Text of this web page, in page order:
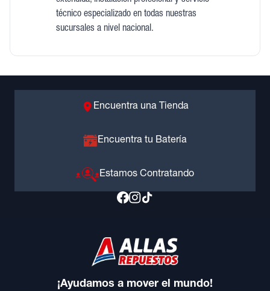
técnico especializado en todas nuestras
sucursales a nivel nacional.
Encuentra una Tienda
Encuentra tu Batería
Estamos Contratando
¡Ayudamos a mover el mundo!